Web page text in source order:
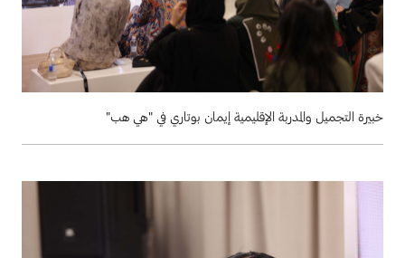
خبيرة التجميل والمدربة الإقليمية إيمان بوتاري في "هي هب"